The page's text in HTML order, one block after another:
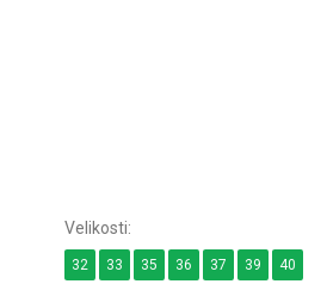
32 33 35 36 37 39 40